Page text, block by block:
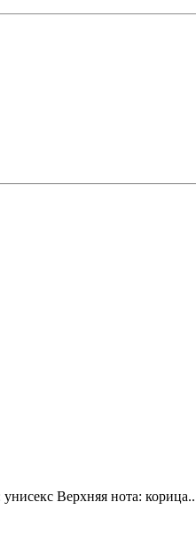
Верхняя нота: корица..